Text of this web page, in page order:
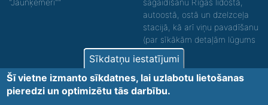
"Jaunķemeri""
sagaidīšanu Rīgas lidostā,
autoostā, ostā un dzelzceļa
stacijā, kā arī viņu pavadīšanu
(par sīkākām detaļām lūgums
zvanīt).
Nodrošinām vides piekļūstamību personām ar
funkcionāliem traucējumiem! SIA „Sanare-KRC
Jaunķemeri”, Kolkas ielā 20, Jūrmalā ir nodrošināta vides
Sīkdatņu iestatījumi
Šī vietne izmanto sīkdatnes, lai uzlabotu lietošanas
pieredzi un optimizētu tās darbību.